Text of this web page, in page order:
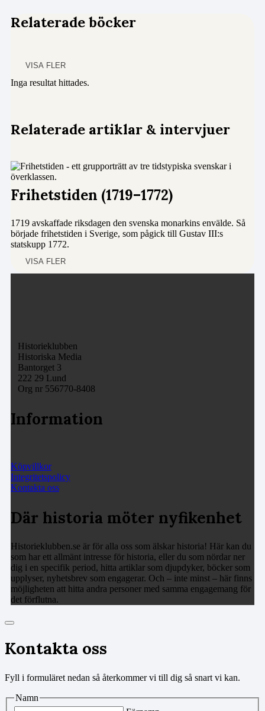
Relaterade böcker
VISA FLER
Inga resultat hittades.
Relaterade artiklar & intervjuer
Frihetstiden (1719–1772)
1719 avskaffade riksdagen den svenska monarkins envälde. Så
började frihetstiden i Sverige, som pågick till Gustav III:s
statskupp 1772.
VISA FLER
Historieklubben
Historiska Media
Bantorget 3
222 29 Lund
Org nr 556770-8408
Information
Köpvillkor
Integritetspolicy
Kontakta oss
Där historia möter nyfikenhet
Historieklubben.se är för alla oss som älskar historia! Här kan du
som har ett allmänt intresse för historia, eller du som nördar ner
dig i en specifik period, hitta artiklar som djupdyker, böcker som
upplyser, nyhetsbrev som engagerar. Och – inte minst – här finns
möjligheten att hitta andra personer med samma engagemang för
det förflutna.
Kontakta oss
Fyll i formuläret nedan så återkommer vi till dig så snart vi kan.
Namn